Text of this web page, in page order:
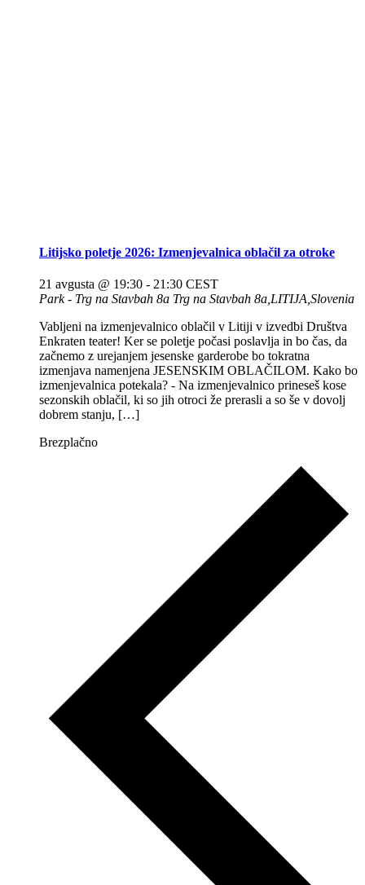
Litijsko poletje 2026: Izmenjevalnica oblačil za otroke
21 avgusta @ 19:30 - 21:30 CEST
Park - Trg na Stavbah 8a Trg na Stavbah 8a,LITIJA,Slovenia
Vabljeni na izmenjevalnico oblačil v Litiji v izvedbi Društva
Enkraten teater! Ker se poletje počasi poslavlja in bo čas, da
začnemo z urejanjem jesenske garderobe bo tokratna
izmenjava namenjena JESENSKIM OBLAČILOM. Kako bo
izmenjevalnica potekala? - Na izmenjevalnico prineseš kose
sezonskih oblačil, ki so jih otroci že prerasli a so še v dovolj
dobrem stanju, […]
Brezplačno